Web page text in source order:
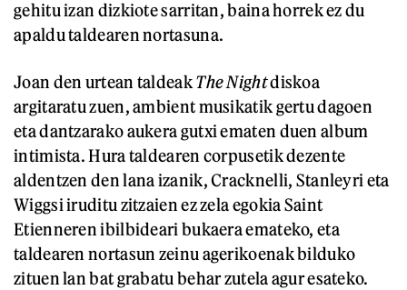
gehitu izan dizkiote sarritan, baina horrek ez du
apaldu taldearen nortasuna.
Joan den urtean taldeakThe Nightdiskoa
argitaratu zuen, ambient musikatik gertu dagoen
eta dantzarako aukera gutxi ematen duen album
intimista. Hura taldearen corpusetik dezente
aldentzen den lana izanik, Cracknelli, Stanleyri eta
Wiggsi iruditu zitzaien ez zela egokia Saint
Etienneren ibilbideari bukaera emateko, eta
taldearen nortasun zeinu agerikoenak bilduko
zituen lan bat grabatu behar zutela agur esateko.